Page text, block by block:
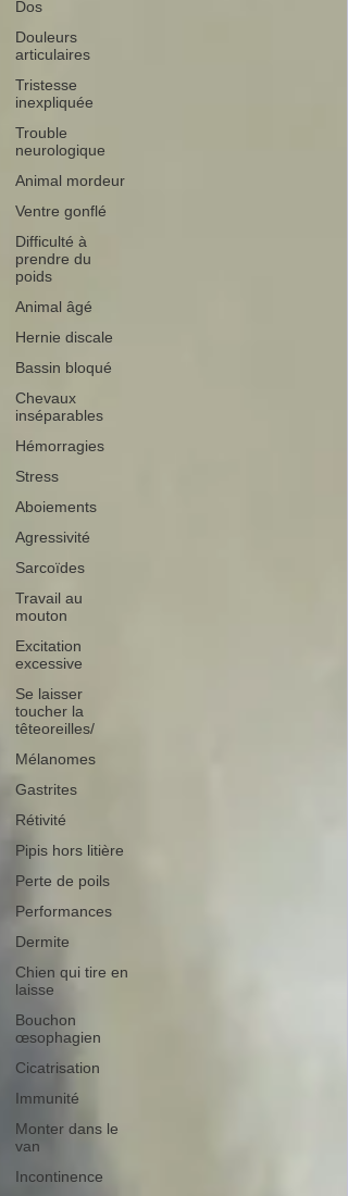
Dos
Douleurs
articulaires
Tristesse
inexpliquée
Trouble
neurologique
Animal mordeur
Ventre gonflé
Difficulté à
prendre du
poids
Animal âgé
Hernie discale
Bassin bloqué
Chevaux
inséparables
Hémorragies
Stress
Aboiements
Agressivité
Sarcoïdes
Travail au
mouton
Excitation
excessive
Se laisser
toucher la
têteoreilles/
Mélanomes
Gastrites
Rétivité
Pipis hors litière
Perte de poils
Performances
Dermite
Chien qui tire en
laisse
Bouchon
œsophagien
Cicatrisation
Immunité
Monter dans le
van
Incontinence